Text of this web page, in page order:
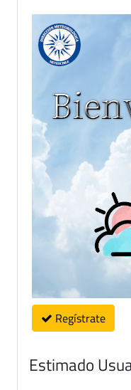
Regístrate
Estimado